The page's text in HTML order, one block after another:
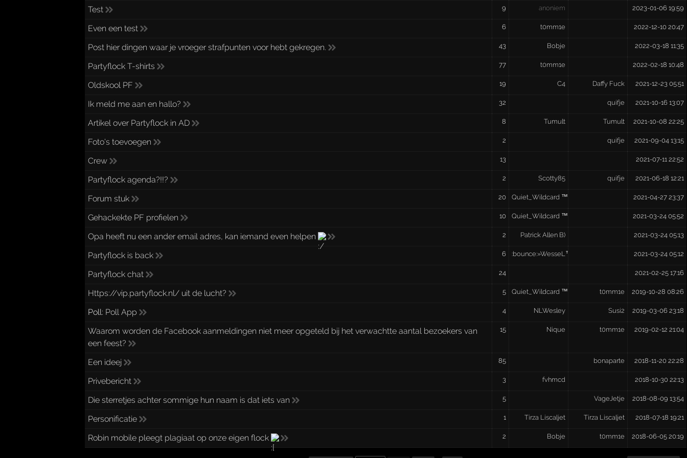
Test 9 anoniem 2023-01-06 19:59
Even een test 6 t0mm1e 2022-12-10 20:47
Post hier dingen waar je vroeger strafpunten voor hebt gekregen. 43 Bobje 2022-03-18 11:35
Partyflock T-shirts 77 t0mm1e 2022-02-18 10:48
Oldskool PF 19 C4 Daffy Fuck 2021-12-23 05:51
Ik meld me aan en hallo? 32 quifje 2021-10-16 13:07
Artikel over Partyflock in AD 8 Tumult Tumult 2021-10-08 22:25
Foto's toevoegen 2 quifje 2021-09-04 13:15
Crew 13 2021-07-11 22:52
Partyflock agenda?!!? 2 Scotty85 quifje 2021-06-18 12:21
Forum stuk 20 Quiet_Wildcard ™ 2021-04-27 23:37
Gehackekte PF profielen 10 Quiet_Wildcard ™ 2021-03-24 05:52
Opa heeft nu een ander email adres, kan iemand even helpen 2 Patrick Allen B) 2021-03-24 05:13
Partyflock is back 6 :bounce:»WesseL™«:bounce: 2021-03-24 05:12
Partyflock chat 24 2021-02-25 17:16
Https://vip.partyflock.nl/ uit de lucht? 5 Quiet_Wildcard ™ t0mm1e 2019-10-28 08:26
Poll: Poll App 4 NLWesley Susi2 2019-03-06 23:18
Waarom worden de Facebook aanmeldingen niet meer opgeteld bij het verwachtte aantal bezoekers van
een feest?
15 Nique t0mm1e 2019-02-12 21:04
Een ideej 85 bonaparte 2018-11-20 22:28
Privebericht 3 fvhmcd 2018-10-30 22:13
Die sterretjes achter sommige hun naam is dat iets van 5 VageJetje 2018-08-09 13:54
Personificatie 1 Tirza Liscaljet Tirza Liscaljet 2018-07-18 19:21
Robin mobile pleegt plagiaat op onze eigen flock 2 Bobje t0mm1e 2018-06-05 20:19